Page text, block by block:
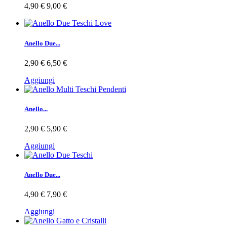
4,90 € 9,00 €
Anello Due...
2,90 € 6,50 €
Aggiungi
Anello...
2,90 € 5,90 €
Aggiungi
Anello Due...
4,90 € 7,90 €
Aggiungi